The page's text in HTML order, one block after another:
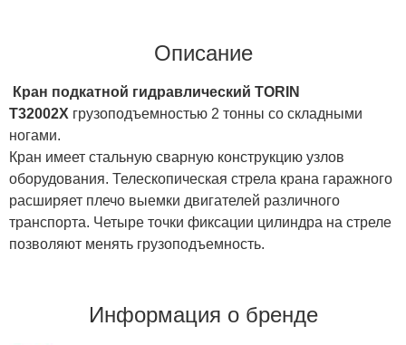
Описание
Кран подкатной гидравлический TORIN
T32002X грузоподъемностью 2 тонны со складными
ногами.
Кран имеет стальную сварную конструкцию узлов
оборудования. Телескопическая стрела крана гаражного
расширяет плечо выемки двигателей различного
транспорта. Четыре точки фиксации цилиндра на стреле
позволяют менять грузоподъемность.
Информация о бренде